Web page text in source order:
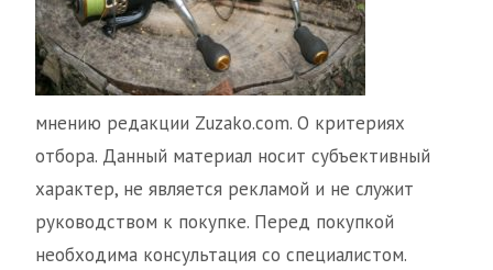
мнению редакции Zuzako.com. О критериях
отбора. Данный материал носит субъективный
характер, не является рекламой и не служит
руководством к покупке. Перед покупкой
необходима консультация со специалистом.